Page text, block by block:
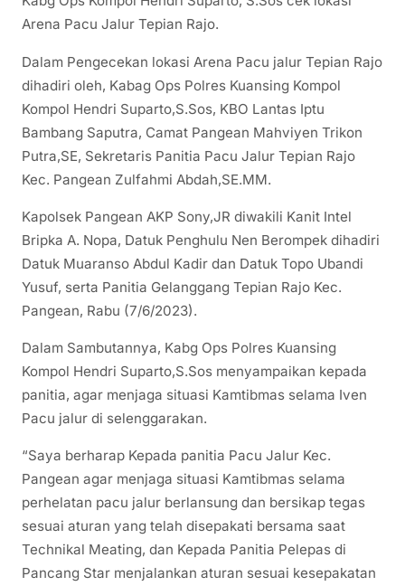
Arena Pacu Jalur Tepian Rajo.
Dalam Pengecekan lokasi Arena Pacu jalur Tepian Rajo
dihadiri oleh, Kabag Ops Polres Kuansing Kompol
Kompol Hendri Suparto,S.Sos, KBO Lantas Iptu
Bambang Saputra, Camat Pangean Mahviyen Trikon
Putra,SE, Sekretaris Panitia Pacu Jalur Tepian Rajo
Kec. Pangean Zulfahmi Abdah,SE.MM.
Kapolsek Pangean AKP Sony,JR diwakili Kanit Intel
Bripka A. Nopa, Datuk Penghulu Nen Berompek dihadiri
Datuk Muaranso Abdul Kadir dan Datuk Topo Ubandi
Yusuf, serta Panitia Gelanggang Tepian Rajo Kec.
Pangean, Rabu (7/6/2023).
Dalam Sambutannya, Kabg Ops Polres Kuansing
Kompol Hendri Suparto,S.Sos menyampaikan kepada
panitia, agar menjaga situasi Kamtibmas selama Iven
Pacu jalur di selenggarakan.
“Saya berharap Kepada panitia Pacu Jalur Kec.
Pangean agar menjaga situasi Kamtibmas selama
perhelatan pacu jalur berlansung dan bersikap tegas
sesuai aturan yang telah disepakati bersama saat
Technikal Meating, dan Kepada Panitia Pelepas di
Pancang Star menjalankan aturan sesuai kesepakatan